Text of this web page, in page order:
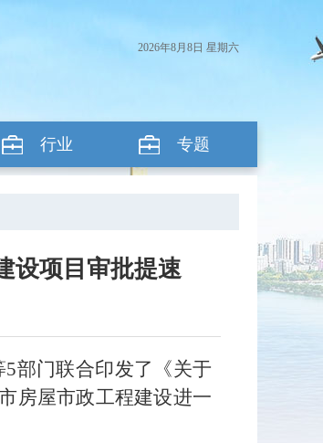
2026年8月8日 星期六
行业 专题
设项目审批提速
部门联合印发了《关于
房屋市政工程建设进一